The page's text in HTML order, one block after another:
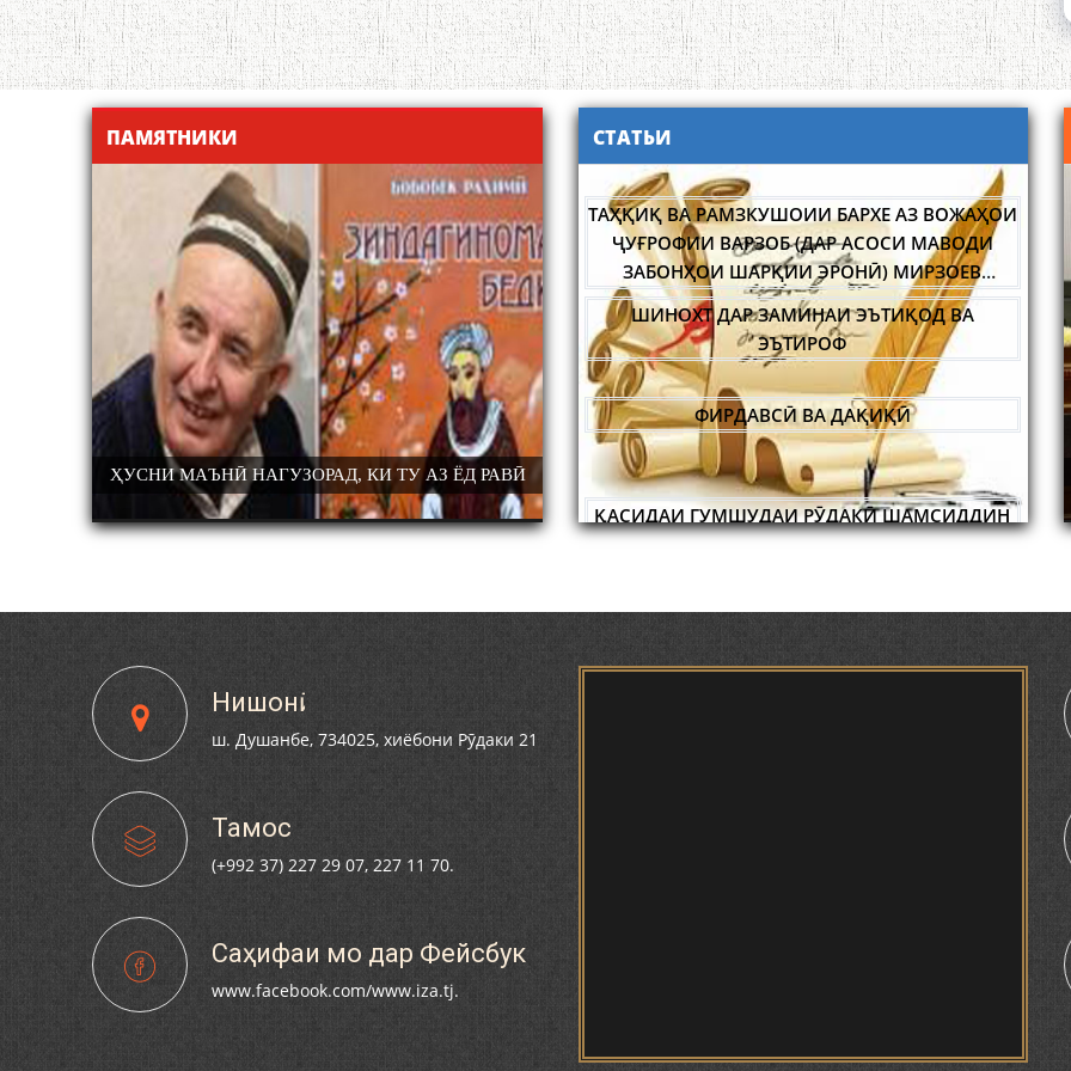
ПАМЯТНИКИ
ҲУСНИ МАЪНӢ НАГУЗОРАД, КИ ТУ АЗ ЁД РАВӢ ОЛИМ ВА ПЕДАГОГИ БУЗУРГ
СТАТЬИ
ТАҲҚИҚ ВА РАМЗКУШОИИ БАРХЕ АЗ ВОЖАҲОИ
ҶУҒРОФИИ ВАРЗОБ (ДАР АСОСИ МАВОДИ
ЗАБОНҲОИ ШАРҚИИ ЭРОНӢ) МИРЗОЕВ
САЙФИДДИН ҶАБОРОВИЧ.
ШИНОХТ ДАР ЗАМИНАИ ЭЪТИҚОД ВА
ЭЪТИРОФ
ФИРДАВСӢ ВА ДАҚИҚӢ
ҚАСИДАИ ГУМШУДАИ РӮДАКӢ ШАМСИДДИН
МУҲАММАДӢ.
МУНОСИБАТИ ҶАШНИ ВАҲДАТИ МИЛЛӢ ДАР
Нишонӣ
ш. Душанбе, 734025, хиёбони Рӯдаки 21
Тамос
(+992 37) 227 29 07, 227 11 70.
Саҳифаи мо дар Фейсбук
www.facebook.com/www.iza.tj.